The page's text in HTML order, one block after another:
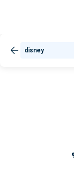
disney